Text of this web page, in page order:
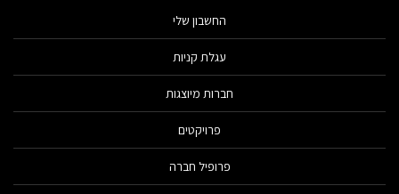
החשבון שלי
עגלת קניות
חברות מיוצגות
פרויקטים
פרופיל חברה